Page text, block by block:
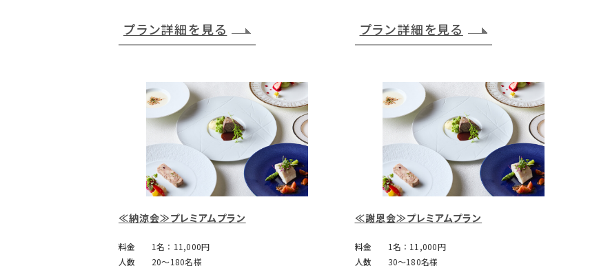
プラン詳細を見る プラン詳細を見る
≪納涼会≫プレミアムプラン
料金
1名：11,000円
人数
20～180名様
≪謝恩会≫プレミアムプラン
料金
1名：11,000円
人数
30～180名様